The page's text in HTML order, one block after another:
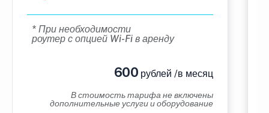
* При необходимости
роутер с опцией Wi-Fi в аренду
600 рублей /в месяц
В стоимость тарифа не включены
дополнительные услуги и оборудование